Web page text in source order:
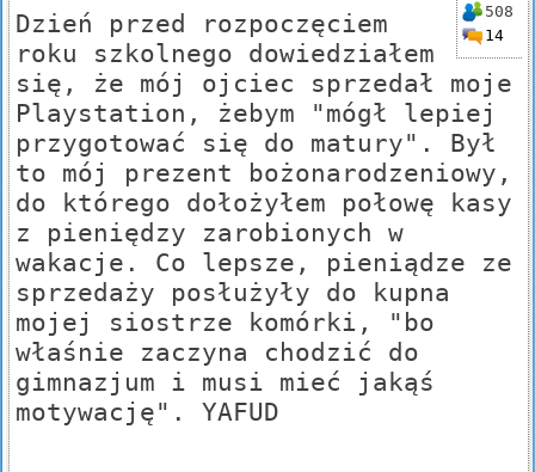
508
14
Dzień przed rozpoczęciem
roku szkolnego dowiedziałem
się, że mój ojciec sprzedał moje
Playstation, żebym "mógł lepiej
przygotować się do matury". Był
to mój prezent bożonarodzeniowy,
do którego dołożyłem połowę kasy
z pieniędzy zarobionych w
wakacje. Co lepsze, pieniądze ze
sprzedaży posłużyły do kupna
mojej siostrze komórki, "bo
właśnie zaczyna chodzić do
gimnazjum i musi mieć jakąś
motywację". YAFUD